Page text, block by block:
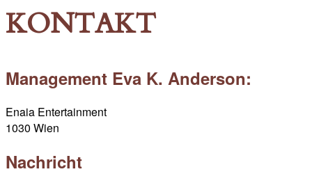
KONTAKT
Management Eva K. Anderson:
Enaia Entertainment
1030 Wien
Nachricht